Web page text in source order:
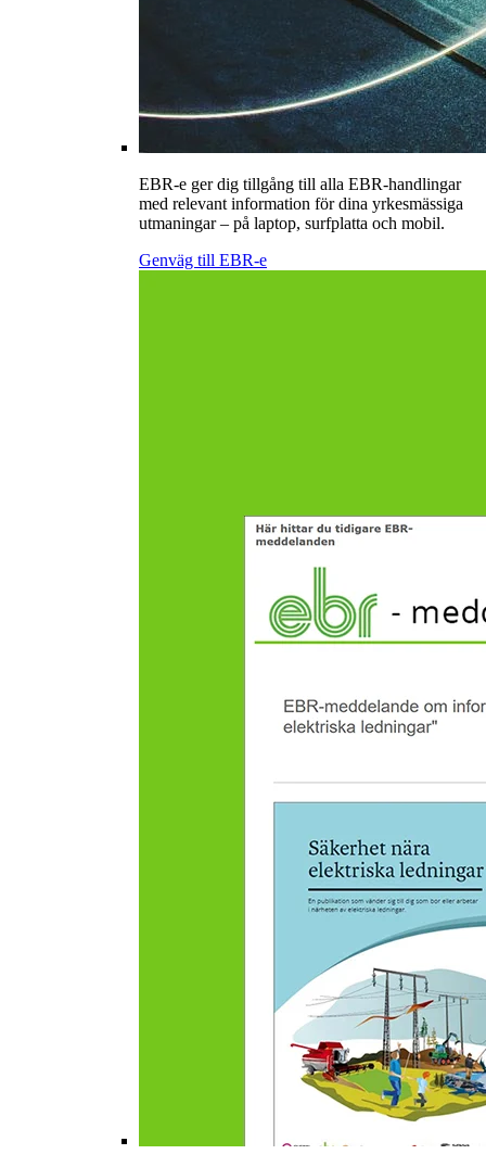
EBR-e ger dig tillgång till alla EBR-handlingar
med relevant information för dina yrkesmässiga
utmaningar – på laptop, surfplatta och mobil.
Genväg till EBR-e